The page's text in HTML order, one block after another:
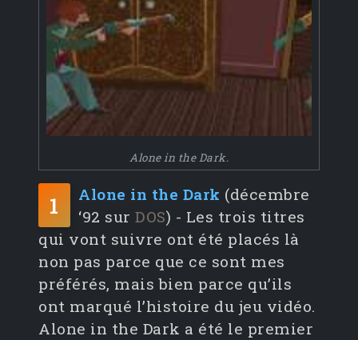
Alone in the Dark.
1 Alone in the Dark (décembre
‘92 sur DOS) - Les trois titres
qui vont suivre ont été placés là
non pas parce que ce sont mes
préférés, mais bien parce qu’ils
ont marqué l’histoire du jeu vidéo.
Alone in the Dark a été le premier